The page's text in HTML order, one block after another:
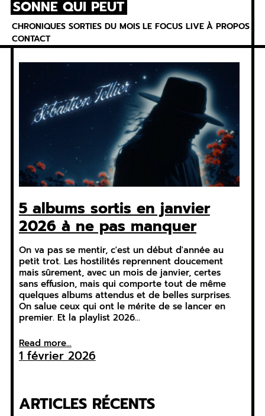
Skip
content
SONNE QUI PEUT
CHRONIQUES SORTIES DU MOIS LE FOCUS LIVE À PROPOS
CONTACT
5 albums sortis en janvier
2026 à ne pas manquer
On va pas se mentir, c'est un début d'année au
petit trot. Les hostilités reprennent doucement
mais sûrement, avec un mois de janvier, certes
sans effusion, mais qui comporte tout de même
quelques albums attendus et de belles surprises.
On salue ceux qui ont le mérite de se lancer en
premier. Et la playlist 2026…
Read more...
1 février 2026
ARTICLES RÉCENTS